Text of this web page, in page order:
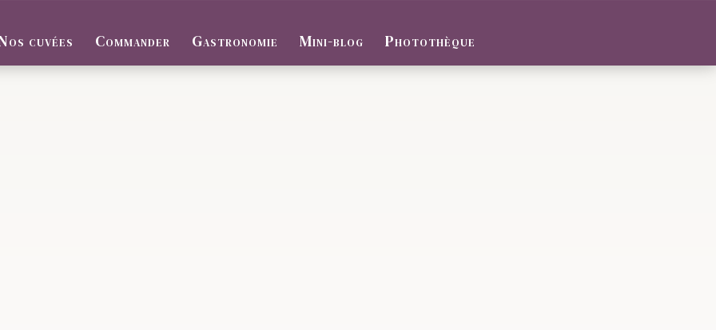
cuvées Commander Gastronomie Mini-blog Photothèque